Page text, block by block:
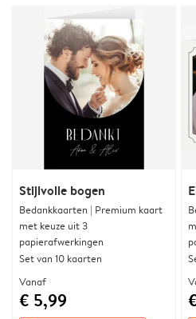
Stijlvolle bogen
Bedankkaarten | Premium kaart
met keuze uit 3
papierafwerkingen
Set van 10 kaarten
Vanaf
€ 5,99